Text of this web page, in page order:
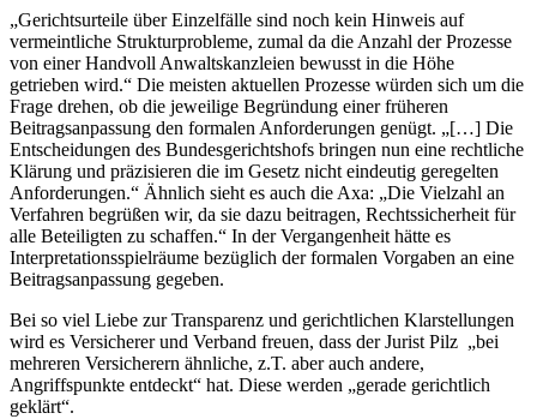
„Gerichtsurteile über Einzelfälle sind noch kein Hinweis auf
vermeintliche Strukturprobleme, zumal da die Anzahl der Prozesse
von einer Handvoll Anwaltskanzleien bewusst in die Höhe
getrieben wird.“ Die meisten aktuellen Prozesse würden sich um die
Frage drehen, ob die jeweilige Begründung einer früheren
Beitragsanpassung den formalen Anforderungen genügt. „[…] Die
Entscheidungen des Bundesgerichtshofs bringen nun eine rechtliche
Klärung und präzisieren die im Gesetz nicht eindeutig geregelten
Anforderungen.“ Ähnlich sieht es auch die Axa: „Die Vielzahl an
Verfahren begrüßen wir, da sie dazu beitragen, Rechtssicherheit für
alle Beteiligten zu schaffen.“ In der Vergangenheit hätte es
Interpretationsspielräume bezüglich der formalen Vorgaben an eine
Beitragsanpassung gegeben.
Bei so viel Liebe zur Transparenz und gerichtlichen Klarstellungen
wird es Versicherer und Verband freuen, dass der Jurist Pilz „bei
mehreren Versicherern ähnliche, z.T. aber auch andere,
Angriffspunkte entdeckt“ hat. Diese werden „gerade gerichtlich
geklärt“.